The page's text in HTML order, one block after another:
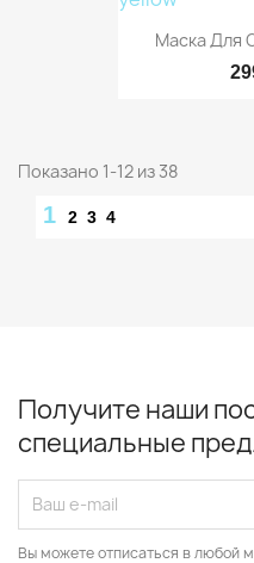
Маска Для
Показано 1-12 из 38
1 2 3 4
Получите наши
специальные
Вы можете отписаться в любой